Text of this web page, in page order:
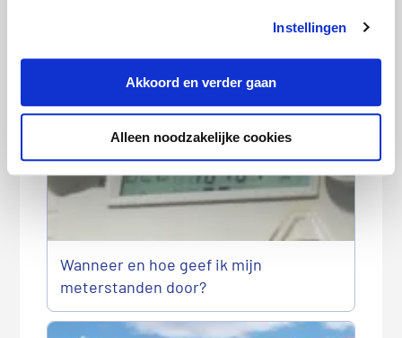
Instellingen
Akkoord en verder gaan
Alleen noodzakelijke cookies
Gasprijs bereikt hoogste niveau in 3,5
jaar: loont overstappen nog?
Wanneer en hoe geef ik mijn
meterstanden door?